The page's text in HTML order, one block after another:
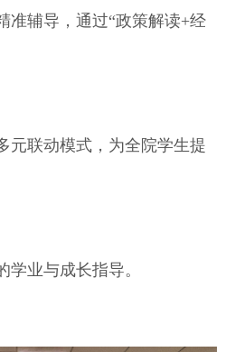
准辅导，通过“政策解读+经
元联动模式，为全院学生提
业与成长指导。